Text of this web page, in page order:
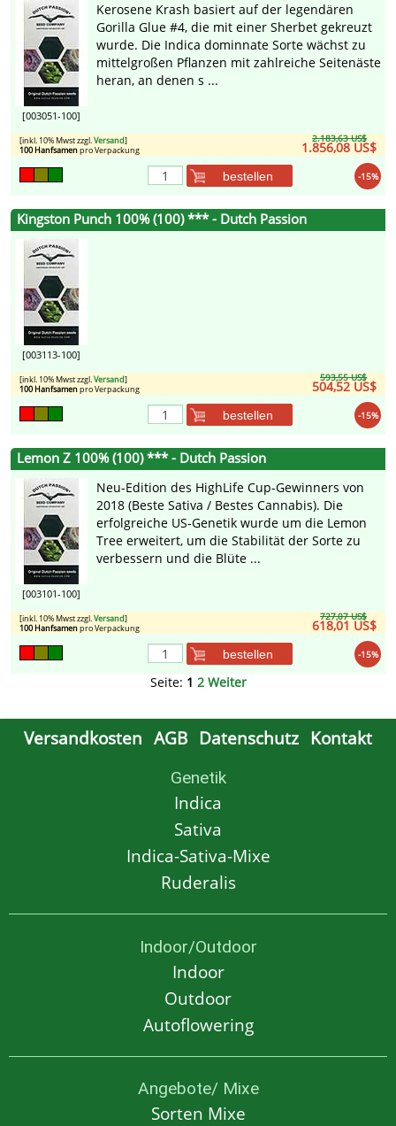
[003051-100]
Kerosene Krash basiert auf der legendären
Gorilla Glue #4, die mit einer Sherbet gekreuzt
wurde. Die Indica dominnate Sorte wächst zu
mittelgroßen Pflanzen mit zahlreiche Seitenäste
heran, an denen s ...
2.183,63 US$
1.856,08 US$
[inkl. 10% Mwst zzgl.Versand]
100 Hanfsamenpro Verpackung
-15%
bestellen
Kingston Punch 100% (100) *** - Dutch Passion
[003113-100]
593,55 US$
504,52 US$
[inkl. 10% Mwst zzgl.Versand]
100 Hanfsamenpro Verpackung
-15%
bestellen
Lemon Z 100% (100) *** - Dutch Passion
[003101-100]
Neu-Edition des HighLife Cup-Gewinners von
2018 (Beste Sativa / Bestes Cannabis). Die
erfolgreiche US-Genetik wurde um die Lemon
Tree erweitert, um die Stabilität der Sorte zu
verbessern und die Blüte ...
727,07 US$
618,01 US$
[inkl. 10% Mwst zzgl.Versand]
100 Hanfsamenpro Verpackung
-15%
bestellen
Seite: 1 2 Weiter
Versandkosten AGB Datenschutz Kontakt
Genetik
Indica
Sativa
Indica-Sativa-Mixe
Ruderalis
Indoor/Outdoor
Indoor
Outdoor
Autoflowering
Angebote/ Mixe
Sorten Mixe